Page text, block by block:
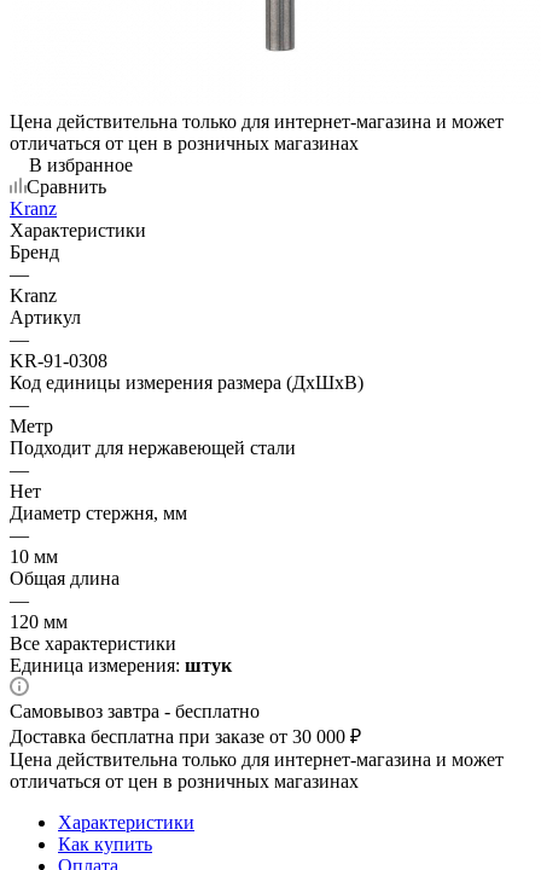
Цена действительна только для интернет-магазина и может
отличаться от цен в розничных магазинах
В избранное
Сравнить
Kranz
Характеристики
Бренд
—
Kranz
Артикул
—
KR-91-0308
Код единицы измерения размера (ДхШхВ)
—
Метр
Подходит для нержавеющей стали
—
Нет
Диаметр стержня, мм
—
10 мм
Общая длина
—
120 мм
Все характеристики
Единица измерения: штук
Самовывоз завтра - бесплатно
Доставка бесплатна при заказе от 30 000 ₽
Цена действительна только для интернет-магазина и может
отличаться от цен в розничных магазинах
Характеристики
Как купить
Оплата